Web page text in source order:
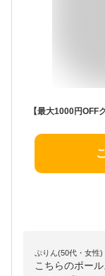
ぷりん(50代・女性)
こちらのポー